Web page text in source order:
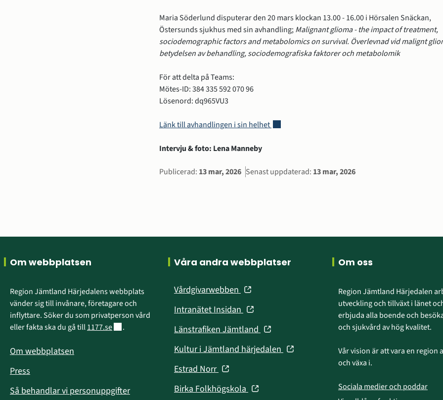
Maria Söderlund disputerar den 20 mars klockan 13.00 - 16.00 i Hörsalen Snäckan,
Östersunds sjukhus med sin avhandling; Malignant glioma - the impact of treatment,
sociodemographic factors and metabolomics on survival. Överlevnad vid malignt
betydelsen av behandling, sociodemografiska faktorer och metabolomik
För att delta på Teams:
Mötes-ID: 384 335 592 070 96
Lösenord: dq965VU3
Länk till avhandlingen i sin helhet
Intervju & foto: Lena Manneby
Sidinformation
Publicerad: 13 mar, 2026 Senast uppdaterad: 13 mar, 2026
Sidfot
Om webbplatsen
Region Jämtland Härjedalens webbplats
vänder sig till invånare, företagare och
inflyttare. Söker du som privatperson vård
eller fakta ska du gå till 1177.seLänk till annan webbplats.
.
Om webbplatsen
Press
Så behandlar vi personuppgifter
Våra andra webbplatser
Vårdgivarwebben (öppnas
nytt
fönster)
Intranätet Insidan (öppnas
nytt
fönster)
Länstrafiken Jämtland (öppnas
nytt
Kultur i Jämtland härjedalen (öppnas
Estrad Norr (öppnas
nytt
Birka Folkhögskola (öppnas
Om oss
Region Jämtland Härjedalen
utveckling och tillväxt i länet
erbjuda alla boende och
och sjukvård av hög kvalitet.
Vår vision är att vara en region
och växa i.
Sociala medier och poddar